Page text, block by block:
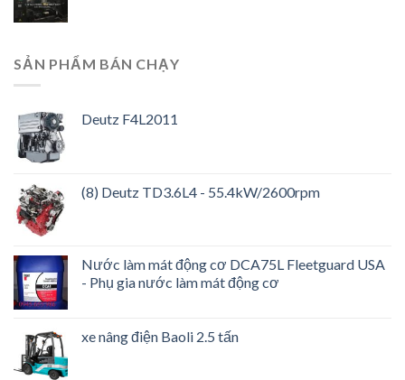
SẢN PHẨM BÁN CHẠY
Deutz F4L2011
(8) Deutz TD3.6L4 - 55.4kW/2600rpm
Nước làm mát động cơ DCA75L Fleetguard USA
- Phụ gia nước làm mát động cơ
xe nâng điện Baoli 2.5 tấn